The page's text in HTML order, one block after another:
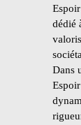
dédié
Dans